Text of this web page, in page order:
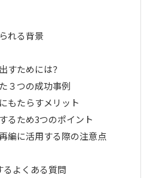
れる背景
すためには？
３つの成功事例
もたらすメリット
るため3つのポイント
編に活用する際の注意点
るよくある質問